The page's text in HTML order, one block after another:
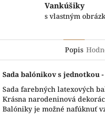
Vankúšiky
s vlastným
Popis
Sada balónikov s jednotkou
Sada farebných latexových
Krásna narodeninová
Balóniky je možné nafúknuť